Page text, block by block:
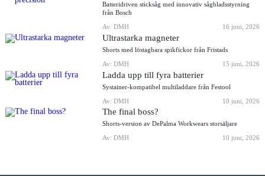
Batteridriven sticksåg med innovativ sågbladsstyrning
från Bosch
Av: DMH
16 juni, 2026
Ultrastarka magneter
Shorts med löstagbara spikfickor från Fristads
Av: DMH
15 juni, 2026
Ladda upp till fyra batterier
Systainer-kompatibel multiladdare från Festool
Av: DMH
10 juni, 2026
The final boss?
Shorts-version av DePalma Workwears storsäljare
Av: DMH
10 juni, 2026